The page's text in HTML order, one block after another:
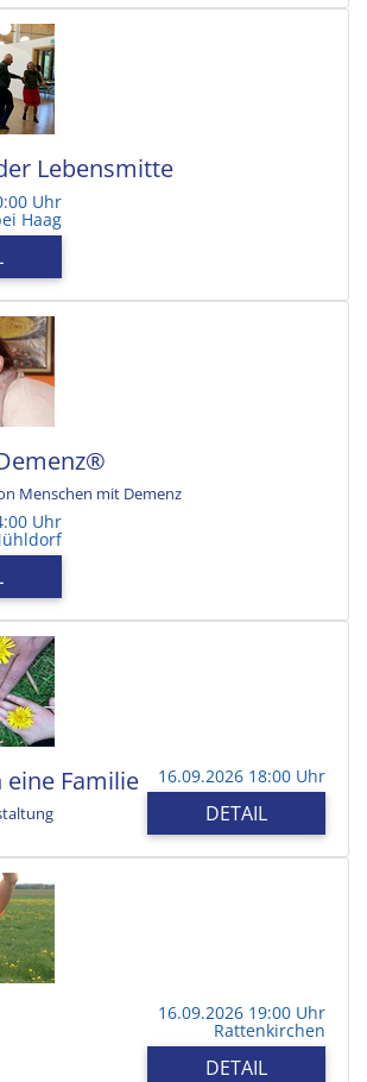
Lebensmitte
Uhr
Haag
Menschen mit Demenz
Uhr
Familie 16.09.2026 18:00 Uhr
DETAIL
16.09.2026 19:00 Uhr
Rattenkirchen
DETAIL